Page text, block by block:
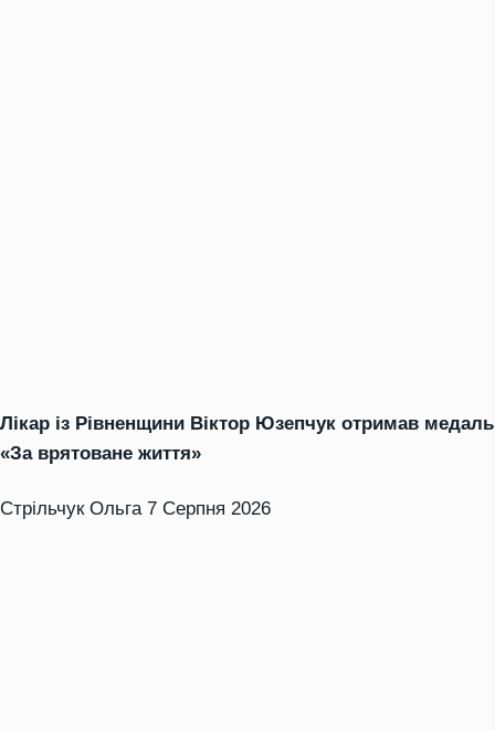
Лікар із Рівненщини Віктор Юзепчук отримав медаль
«За врятоване життя»
Стрільчук Ольга 7 Серпня 2026